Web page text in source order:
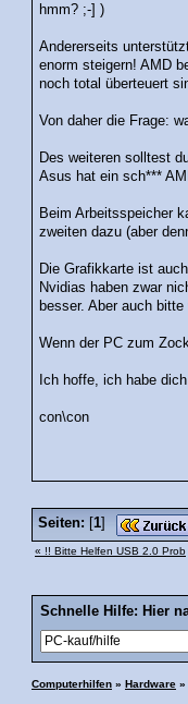
hmm? ;-] )
Andererseits
enorm steigern! AMD
noch total überteuert
Von daher die Frage:
Des weiteren solltest
Asus hat ein sch***
Beim Arbeitsspeicher
zweiten dazu (aber
Die Grafikkarte ist
Nvidias haben zwar
besser. Aber auch
Wenn der PC zum
Ich hoffe, ich habe
con\con
Seiten: [1]
« !! Bitte Helfen USB 2.0 Prob
Schnelle Hilfe: Hier
Computerhilfen » Hardware »